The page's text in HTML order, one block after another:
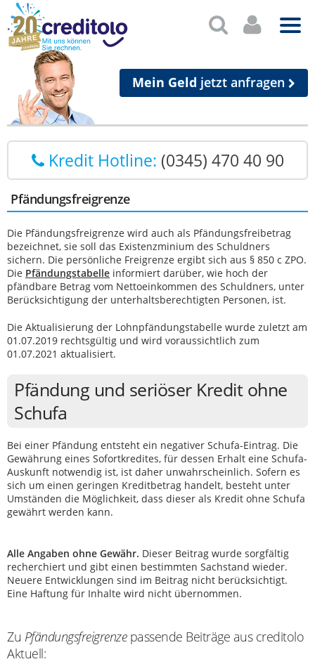
Mein Geld jetzt anfragen
Kredit Hotline: (0345) 470 40 90
Pfändungsfreigrenze
Die Pfändungsfreigrenze wird auch als Pfändungsfreibetrag
bezeichnet, sie soll das Existenzminium des Schuldners
sichern. Die persönliche Freigrenze ergibt sich aus § 850 c ZPO.
Die Pfändungstabelle informiert darüber, wie hoch der
pfändbare Betrag vom Nettoeinkommen des Schuldners, unter
Berücksichtigung der unterhaltsberechtigten Personen, ist.
Die Aktualisierung der Lohnpfändungstabelle wurde zuletzt am
01.07.2019 rechtsgültig und wird voraussichtlich zum
01.07.2021 aktualisiert.
Pfändung und seriöser Kredit ohne
Schufa
Bei einer Pfändung entsteht ein negativer Schufa-Eintrag. Die
Gewährung eines Sofortkredites, für dessen Erhalt eine Schufa-
Auskunft notwendig ist, ist daher unwahrscheinlich. Sofern es
sich um einen geringen Kreditbetrag handelt, besteht unter
Umständen die Möglichkeit, dass dieser als Kredit ohne Schufa
gewährt werden kann.
Alle Angaben ohne Gewähr. Dieser Beitrag wurde sorgfältig
recherchiert und gibt einen bestimmten Sachstand wieder.
Neuere Entwicklungen sind im Beitrag nicht berücksichtigt.
Eine Haftung für Inhalte wird nicht übernommen.
Zu Pfändungsfreigrenzepassende Beiträge aus creditolo
Aktuell: